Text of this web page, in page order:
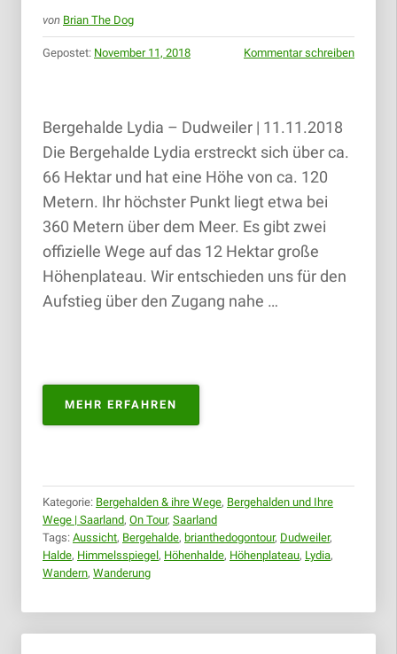
von Brian The Dog
Gepostet: November 11, 2018 Kommentar schreiben
Bergehalde Lydia – Dudweiler | 11.11.2018
Die Bergehalde Lydia erstreckt sich über ca.
66 Hektar und hat eine Höhe von ca. 120
Metern. Ihr höchster Punkt liegt etwa bei
360 Metern über dem Meer. Es gibt zwei
offizielle Wege auf das 12 Hektar große
Höhenplateau. Wir entschieden uns für den
Aufstieg über den Zugang nahe …
MEHR ERFAHREN
LYDIA
Kategorie: Bergehalden & ihre Wege, Bergehalden und Ihre
Wege | Saarland, On Tour, Saarland
Tags: Aussicht, Bergehalde, brianthedogontour, Dudweiler,
Halde, Himmelsspiegel, Höhenhalde, Höhenplateau, Lydia,
Wandern, Wanderung